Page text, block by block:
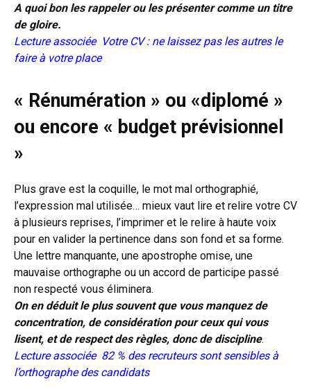
A quoi bon les rappeler ou les présenter comme un titre
de gloire.
Lecture associée Votre CV : ne laissez pas les autres le
faire à votre place
« Rénumération » ou «diplomé »
ou encore « budget prévisionnel
»
Plus grave est la coquille, le mot mal orthographié,
l’expression mal utilisée… mieux vaut lire et relire votre CV
à plusieurs reprises, l’imprimer et le relire à haute voix
pour en valider la pertinence dans son fond et sa forme.
Une lettre manquante, une apostrophe omise, une
mauvaise orthographe ou un accord de participe passé
non respecté vous éliminera.
On en déduit le plus souvent que vous manquez de
concentration, de considération pour ceux qui vous
lisent, et de respect des règles, donc de discipline.
Lecture associée 82 % des recruteurs sont sensibles à
l’orthographe des candidats